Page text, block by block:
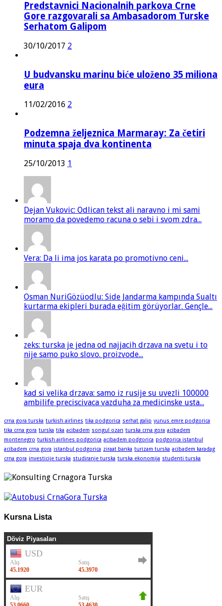
Predstavnici Nacionalnih parkova Crne
Gore razgovarali sa Ambasadorom Turske
Serhatom Galipom
30/10/2017 2
U budvansku marinu biće uloženo 35 miliona
eura
11/02/2016 2
Podzemna željeznica Marmaray: Za četiri
minuta spaja dva kontinenta
25/10/2013 1
Dejan Vukovic: Odlican tekst ali naravno i mi sami
moramo da povedemo racuna o sebi i svom zdra...
Vera: Da li ima jos karata po promotivno ceni...
Osman NuriGözüodlu: Side Jandarma kampında Sualtı
kurtarma ekipleri burada eğitim görüyorlar. Gençle...
zeks: turska je jedna od najjacih drzava na svetu i to
nije samo puko slovo. proizvode...
kad si velika drzava: samo iz rusije su uvezli 100000
ambilife preciscivaca vazduha za medicinske usta...
crna gora turska turkish airlines tika podgorica serhat galip yunus emre podgorica
tika crna gora turska tika acibadem songul ozan turska crna gora acibadem
montenegro turkish airlines podgorica acibadem podgorica podgorica istanbul
acibadem crna gora istanbul podgorica ziraat banka turizam turska acibadem karadag
crna gora investicije turska studiranje turska turska ekonomija studenti turska
Kursna Lista